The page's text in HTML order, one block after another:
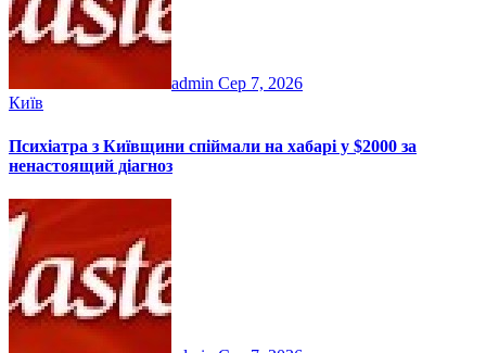
admin Сер 7, 2026
Київ
Психіатра з Київщини спіймали на хабарі у $2000 за
ненастоящий діагноз